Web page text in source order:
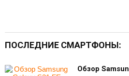
ПОСЛЕДНИЕ СМАРТФОНЫ:
Обзор